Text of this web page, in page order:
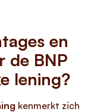
en
de BNP
lening?
kenmerkt zich